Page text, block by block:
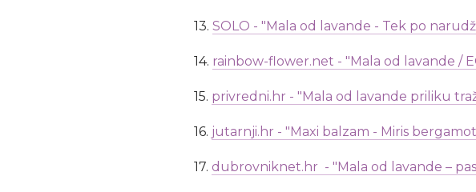
13. SOLO - "Mala od lavande - Tek po
14. rainbow-flower.net - "Mala od lavande /
15. privredni.hr - "Mala od lavande priliku
16. jutarnji.hr - "Maxi balzam - Miris
17. dubrovniknet.hr - "Mala od lavande –